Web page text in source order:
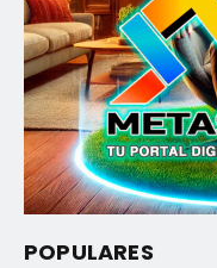
POPULARES